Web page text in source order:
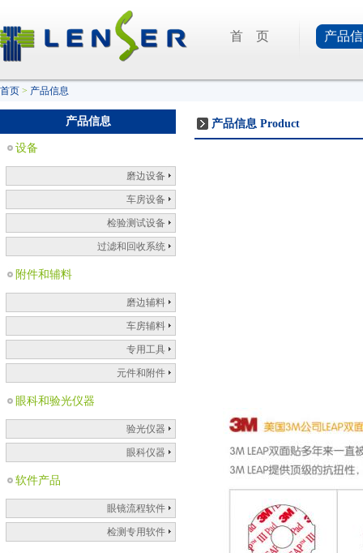
首 页 产品
首页 > 产品信息
产品信息
设备
磨边设备
车房设备
检验测试设备
过滤和回收系统
附件和辅料
磨边辅料
车房辅料
专用工具
元件和附件
眼科和验光仪器
验光仪器
眼科仪器
软件产品
眼镜流程软件
检测专用软件
产品信息 Product